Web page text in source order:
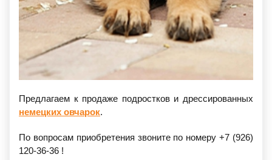
Предлагаем к продаже подростков и дрессированных
немецких овчарок.
По вопросам приобретения звоните по номеру +7 (926)
120-36-36 !